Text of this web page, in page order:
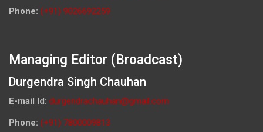
Phone: (+91) 9026692259
Managing Editor (Broadcast)
Durgendra Singh Chauhan
E-mail Id: durgendrachauhan@gmail.com
Phone: (+91) 7800009813